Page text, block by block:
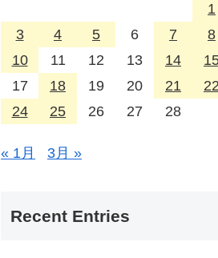
1
3
4 5 6 7 8
10
11 12 13 14
17
18 19 20 21 22
24
25 26 27 28
« 1月 3月 »
Recent Entries